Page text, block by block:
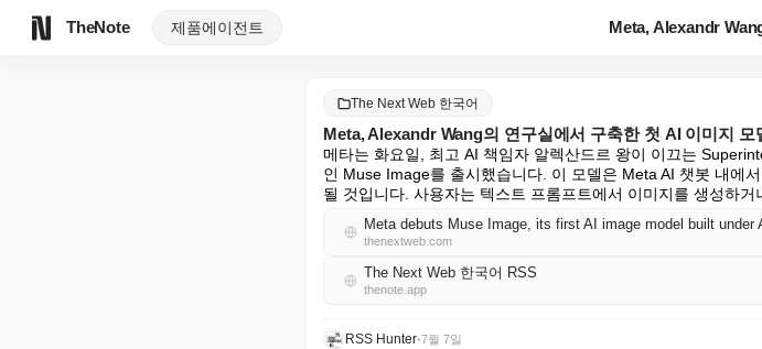
TheNote 제품에이전트
The Next Web 한국어
Meta, Alexandr Wang의 연구실에서 구축한 첫 AI 이미지
메타는 화요일, 최고 AI 책임자 알렉산드르 왕이 이끄는
인 Muse Image를 출시했습니다. 이 모델은 Meta AI 챗봇 내에
될 것입니다. 사용자는 텍스트 프롬프트에서 이미지를 생성하
Meta debuts Muse Image, its first AI image model built under
thenextweb.com
The Next Web 한국어 RSS
thenote.app
RSS Hunter•7월 7일